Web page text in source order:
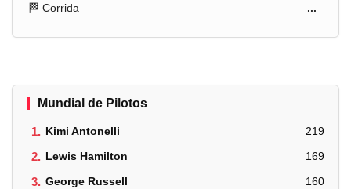
🏁 Corrida ...
Mundial de Pilotos
1. Kimi Antonelli 219
2. Lewis Hamilton 169
3. George Russell 160